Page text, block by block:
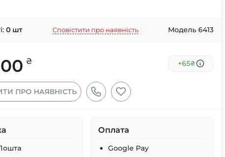
0 шт Сповістити про наявність Модель 6413
₴ +65₴
ПРО НАЯВНІСТЬ
Оплата
Google Pay